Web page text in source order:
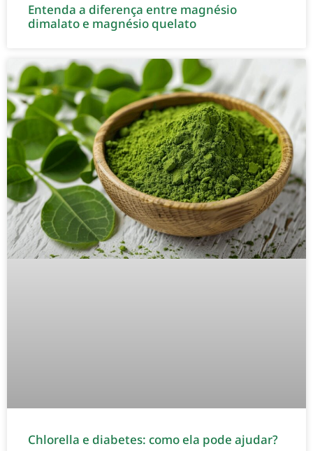
Entenda a diferença entre magnésio
dimalato e magnésio quelato
Chlorella e diabetes: como ela pode ajudar?